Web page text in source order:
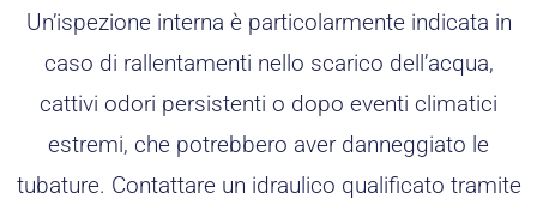
Un’ispezione interna è particolarmente indicata in
caso di rallentamenti nello scarico dell’acqua,
cattivi odori persistenti o dopo eventi climatici
estremi, che potrebbero aver danneggiato le
tubature. Contattare un idraulico qualificato tramite